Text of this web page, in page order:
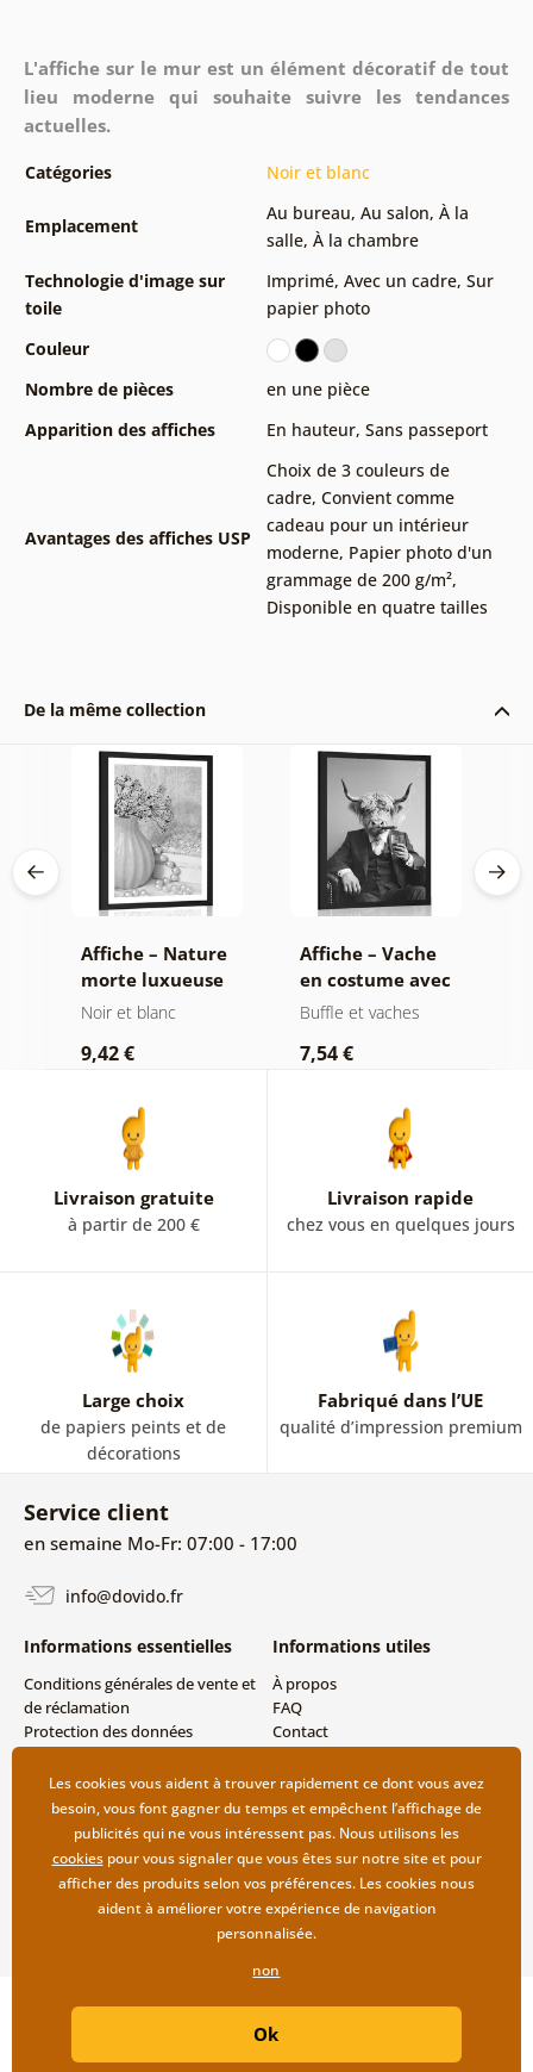
L'affiche sur le mur est un élément décoratif de tout
lieu moderne qui souhaite suivre les tendances
actuelles.
Catégories Noir et blanc
Emplacement
Au bureau, Au salon, À la
salle, À la chambre
Technologie d'image sur
toile
Imprimé, Avec un cadre, Sur
papier photo
Couleur
Nombre de pièces
en une pièce
Apparition des affiches
En hauteur, Sans passeport
Avantages des affiches USP
Choix de 3 couleurs de
cadre, Convient comme
cadeau pour un intérieur
moderne, Papier photo d'un
grammage de 200 g/m²,
Disponible en quatre tailles
De la même collection
Affiche – Nature
morte luxueuse
en noir et blanc
Noir et blanc
9,42 €
Affiche – Vache
en costume avec
cigare et whisky
Buffle et vaches
7,54 €
Livraison gratuite
à partir de 200 €
Livraison rapide
chez vous en quelques jours
Large choix
de papiers peints et de
décorations
Fabriqué dans l’UE
qualité d’impression premium
Service client
en semaine Mo-Fr: 07:00 - 17:00
info@dovido.fr
Informations essentielles
Conditions générales de vente et
de réclamation
Protection des données
Modes de livraison et de
paiement
Retour des produits
Informations utiles
À propos
FAQ
Contact
Copyright ©2019 © Dovido.fr.
| Boutique en ligne créée par
Les cookies vous aident à trouver rapidement ce dont vous avez
besoin, vous font gagner du temps et empêchent l’affichage de
publicités qui ne vous intéressent pas. Nous utilisons les
cookiespour vous signaler que vous êtes sur notre site et pour
afficher des produits selon vos préférences. Les cookies nous
aident à améliorer votre expérience de navigation
personnalisée.
non
Ok